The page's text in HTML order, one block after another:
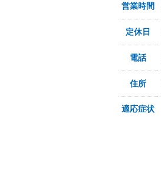
営業時間
定休日
電話
住所
適応症状